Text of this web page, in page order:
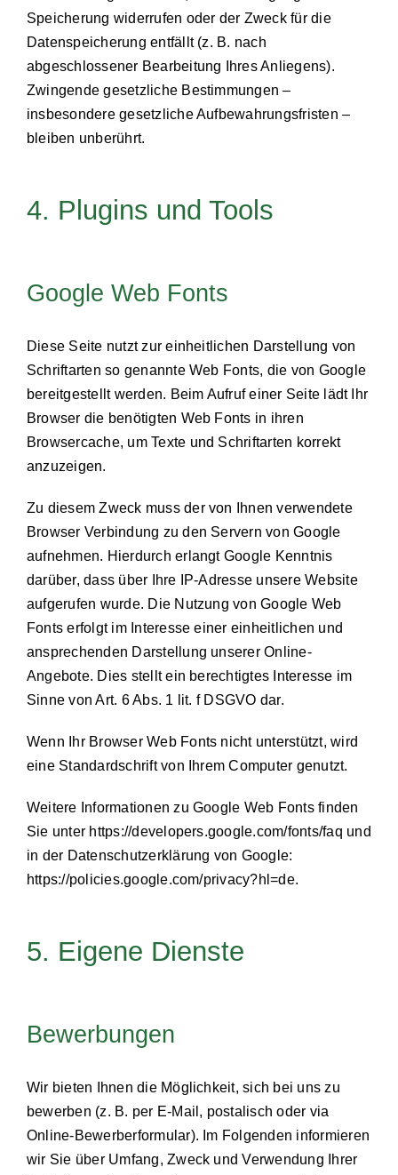
Speicherung widerrufen oder der Zweck für die
Datenspeicherung entfällt (z. B. nach
abgeschlossener Bearbeitung Ihres Anliegens).
Zwingende gesetzliche Bestimmungen –
insbesondere gesetzliche Aufbewahrungsfristen –
bleiben unberührt.
4. Plugins und Tools
Google Web Fonts
Diese Seite nutzt zur einheitlichen Darstellung von
Schriftarten so genannte Web Fonts, die von Google
bereitgestellt werden. Beim Aufruf einer Seite lädt Ihr
Browser die benötigten Web Fonts in ihren
Browsercache, um Texte und Schriftarten korrekt
anzuzeigen.
Zu diesem Zweck muss der von Ihnen verwendete
Browser Verbindung zu den Servern von Google
aufnehmen. Hierdurch erlangt Google Kenntnis
darüber, dass über Ihre IP-Adresse unsere Website
aufgerufen wurde. Die Nutzung von Google Web
Fonts erfolgt im Interesse einer einheitlichen und
ansprechenden Darstellung unserer Online-
Angebote. Dies stellt ein berechtigtes Interesse im
Sinne von Art. 6 Abs. 1 lit. f DSGVO dar.
Wenn Ihr Browser Web Fonts nicht unterstützt, wird
eine Standardschrift von Ihrem Computer genutzt.
Weitere Informationen zu Google Web Fonts finden
Sie unter https://developers.google.com/fonts/faq und
in der Datenschutzerklärung von Google:
https://policies.google.com/privacy?hl=de.
5. Eigene Dienste
Bewerbungen
Wir bieten Ihnen die Möglichkeit, sich bei uns zu
bewerben (z. B. per E-Mail, postalisch oder via
Online-Bewerberformular). Im Folgenden informieren
wir Sie über Umfang, Zweck und Verwendung Ihrer